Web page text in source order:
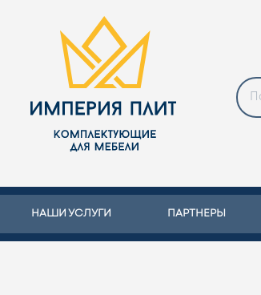
НАШИ УСЛУГИ ПАРТНЕРЫ